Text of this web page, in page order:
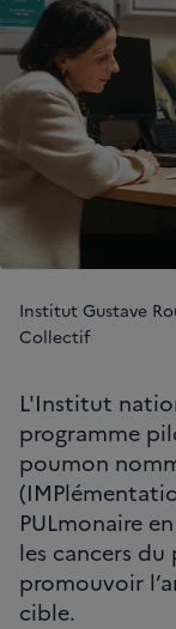
Institut Gustave
Collectif
L'Institut
programme
poumon
PULmonaire
les cancers
promouvoir
cible.